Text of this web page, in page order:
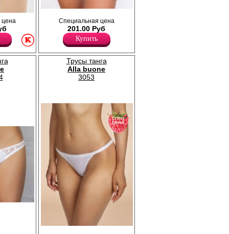
с
цена
боковой части на резинках.
Лайкра 20%
Полиамид 80%
Специальная цена
201.00 Руб
Купить
Трусы танга
Alla buone
3053
спец
цена